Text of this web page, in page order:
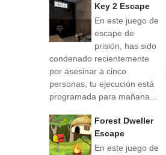
Key 2 Escape
En este juego de
escape de
prisión, has sido
condenado recientemente
por asesinar a cinco
personas, tu ejecución está
programada para mañana...
Forest Dweller
Escape
En este juego de